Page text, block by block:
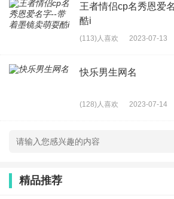
28、我承認姐姐很花癡
29、幸福玫瑰
31、笔染朱砂轻莲步°
34、一个人彷徨
36、释怀
王者情侣cp名秀恩爱
酷i
(113)人喜欢 2023-07-13
快乐男生网名
(128)人喜欢 2023-07-14
精品推荐